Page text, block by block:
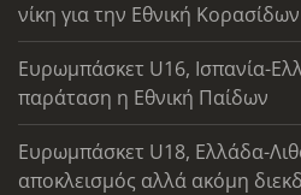
νίκη για την Εθνική Κορασίδων
Ευρωμπάσκετ U16, Ισπανία-
παράταση η Εθνική Παίδων
Ευρωμπάσκετ U18, Ελλάδα-
αποκλεισμός αλλά ακόμη